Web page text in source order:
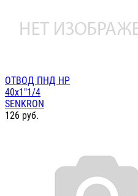
ОТВОД ПНД НР
40х1"1/4
SENKRON
126 руб.